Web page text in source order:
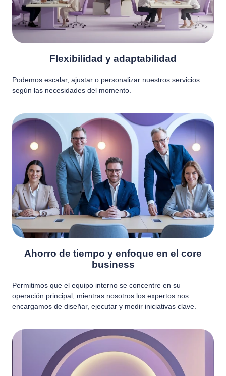
Flexibilidad y adaptabilidad
Podemos escalar, ajustar o personalizar nuestros servicios
según las necesidades del momento.
Ahorro de tiempo y enfoque en el core
business
Permitimos que el equipo interno se concentre en su
operación principal, mientras nosotros los expertos nos
encargamos de diseñar, ejecutar y medir iniciativas clave.